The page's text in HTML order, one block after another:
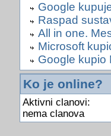
Google
Raspad
All in one.
Microsoft
Google kupio
Ko je online?
Aktivni clanovi:
nema clanova